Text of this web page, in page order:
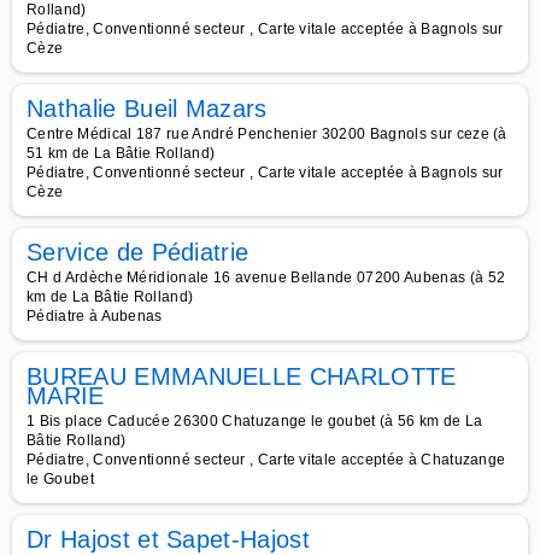
Rolland)
Pédiatre, Conventionné secteur , Carte vitale acceptée à Bagnols sur
Cèze
Nathalie Bueil Mazars
Centre Médical 187 rue André Penchenier 30200 Bagnols sur ceze (à
51 km de La Bâtie Rolland)
Pédiatre, Conventionné secteur , Carte vitale acceptée à Bagnols sur
Cèze
Service de Pédiatrie
CH d Ardèche Méridionale 16 avenue Bellande 07200 Aubenas (à 52
km de La Bâtie Rolland)
Pédiatre à Aubenas
BUREAU EMMANUELLE CHARLOTTE
MARIE
1 Bis place Caducée 26300 Chatuzange le goubet (à 56 km de La
Bâtie Rolland)
Pédiatre, Conventionné secteur , Carte vitale acceptée à Chatuzange
le Goubet
Dr Hajost et Sapet-Hajost